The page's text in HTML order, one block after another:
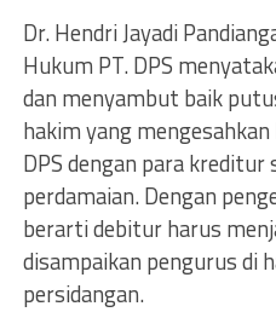
Dr. Hendri Jayadi
Hukum PT. DPS
dan menyambut baik
hakim yang
DPS dengan para
perdamaian. Dengan
berarti debitur harus
disampaikan pengurus di
persidangan.